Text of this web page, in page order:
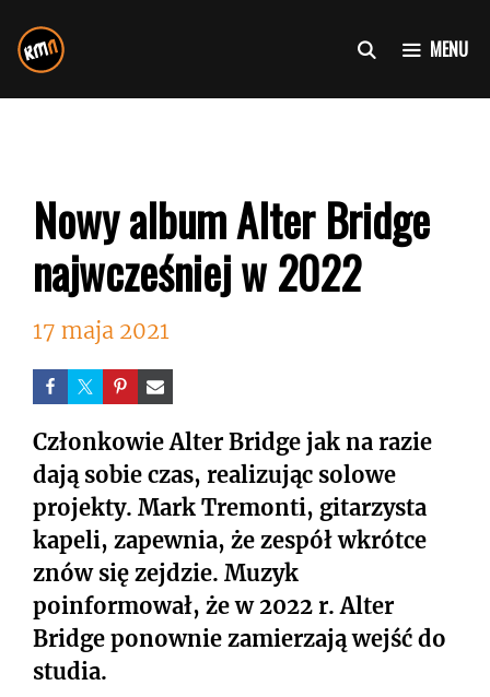
do
treści
MENU
Nowy album Alter Bridge
najwcześniej w 2022
17 maja 2021
Członkowie Alter Bridge jak na razie
dają sobie czas, realizując solowe
projekty. Mark Tremonti, gitarzysta
kapeli, zapewnia, że zespół wkrótce
znów się zejdzie. Muzyk
poinformował, że w 2022 r. Alter
Bridge ponownie zamierzają wejść do
studia.